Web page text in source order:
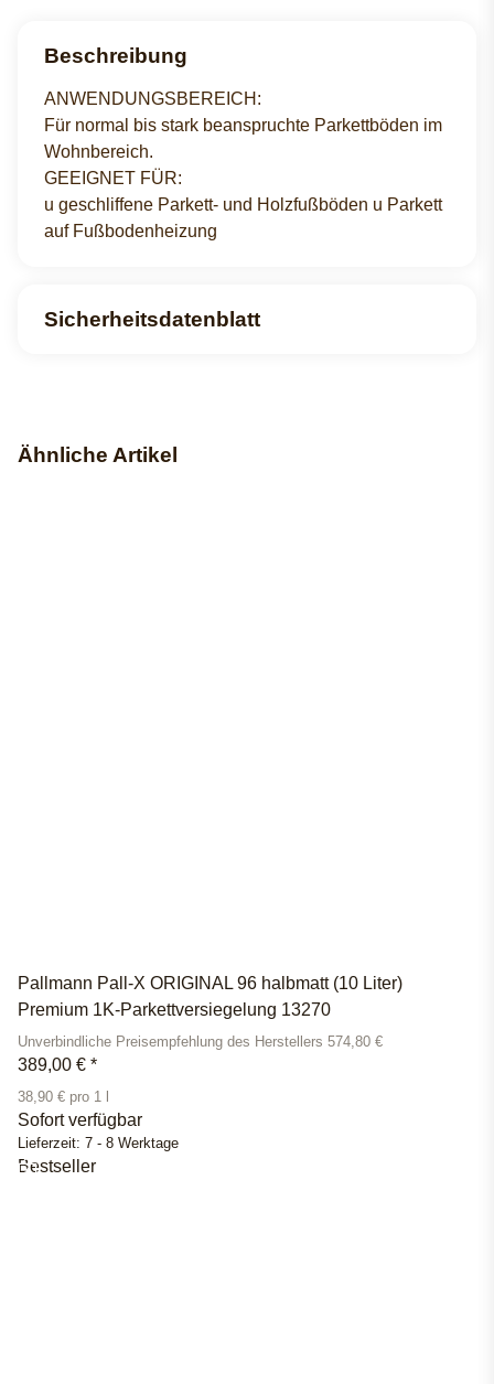
Beschreibung
ANWENDUNGSBEREICH:
Für normal bis stark beanspruchte Parkettböden im
Wohnbereich.
GEEIGNET FÜR:
u geschliffene Parkett- und Holzfußböden u Parkett
auf Fußbodenheizung
Sicherheitsdatenblatt
Ähnliche Artikel
Pallmann Pall-X ORIGINAL 96 halbmatt (10 Liter)
Premium 1K-Parkettversiegelung 13270
Unverbindliche Preisempfehlung des Herstellers 574,80 €
389,00 € *
38,90 € pro 1 l
Sofort verfügbar
Lieferzeit: 7 - 8 Werktage
Bestseller